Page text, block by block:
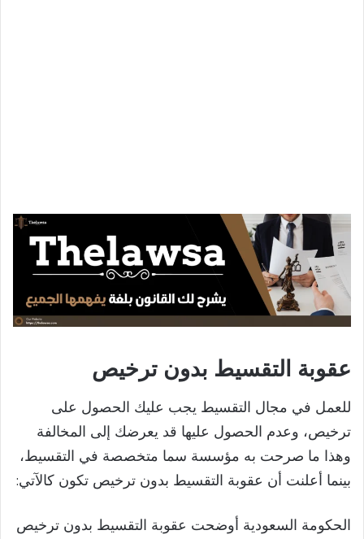
عقوبة التقسيط بدون ترخيص
للعمل في مجال التقسيط يجب عليك الحصول على
ترخيص، وعدم الحصول عليها قد يعرضك إلى المخالفة
وهذا ما صرحت به مؤسسة سما متخصصة في التقسيط،
بينما أعلنت أن عقوبة التقسيط بدون ترخيص تكون كالآتي:
الحكومة السعودية أوضحت عقوبة التقسيط بدون ترخيص